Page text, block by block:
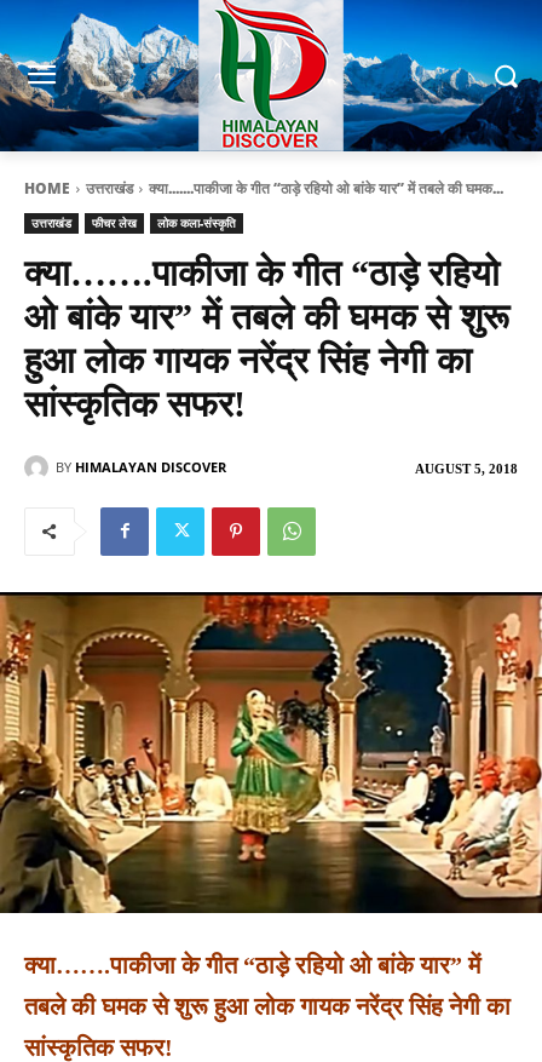
HOME उत्तराखंड क्या.......पाकीजा के गीत “ठाड़े रहियो ओ बांके यार” में तबले की घमक...
उत्तराखंड फीचर लेख लोक कला-संस्कृति
क्या…….पाकीजा के गीत “ठाड़े रहियो
ओ बांके यार” में तबले की घमक से शुरू
हुआ लोक गायक नरेंद्र सिंह नेगी का
सांस्कृतिक सफर!
AUGUST 5, 2018
BY HIMALAYAN DISCOVER
क्या…….पाकीजा के गीत “ठाड़े रहियो ओ बांके यार” में
तबले की घमक से शुरू हुआ लोक गायक नरेंद्र सिंह नेगी का
सांस्कृतिक सफर!